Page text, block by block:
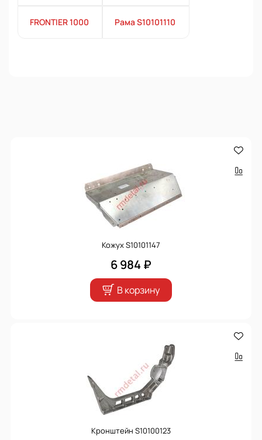
FRONTIER 1000 Рама S10101110
Кожух S10101147
6 984 ₽
В корзину
Кронштейн S10100123